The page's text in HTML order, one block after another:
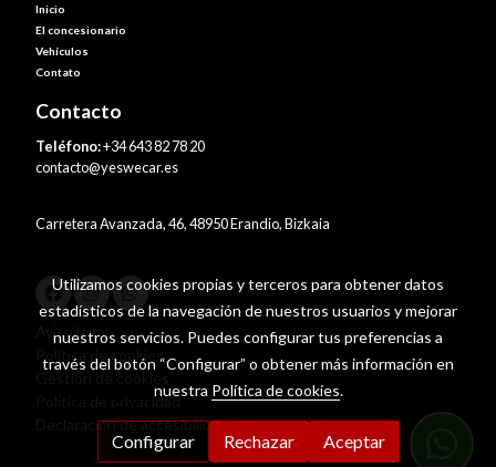
Inicio
El concesionario
Vehículos
Contato
Contacto
Teléfono:+34 643 82 78 20
contacto@yeswecar.es
Carretera Avanzada, 46, 48950 Erandio, Bizkaia
Aviso legal
Política de cookies
Política de privacidad
Declaración de accesibilidad
Utilizamos cookies propias y terceros para obtener datos
estadísticos de la navegación de nuestros usuarios y mejorar
nuestros servicios. Puedes configurar tus preferencias a
través del botón “Configurar” o obtener más información en
nuestra Política de cookies.
Configurar Rechazar Aceptar